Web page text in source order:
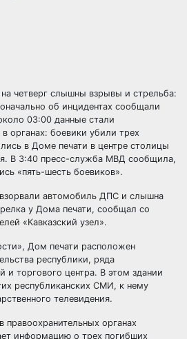
на четверг слышны взрывы и стрельба:
об инцидентах сообщали
03:00 данные стали
органах: боевики убили трех
в Доме печати в центре столицы
В 3:40 пресс-служба МВД сообщила,
«пять-шесть боевиков».
автомобиль ДПС и слышна
у Дома печати, сообщал со
«Кавказский узел».
Дом печати расположен
республики, ряда
и торгового центра. В этом здании
республиканских СМИ, к нему
телевидения.
правоохранительных органах
информацию о трех погибших